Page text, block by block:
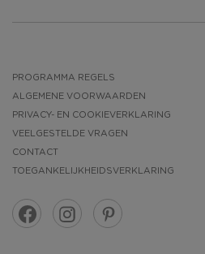
PROGRAMMA REGELS
ALGEMENE VOORWAARDEN
PRIVACY- EN COOKIEVERKLARING
VEELGESTELDE VRAGEN
CONTACT
TOEGANKELIJKHEIDSVERKLARING